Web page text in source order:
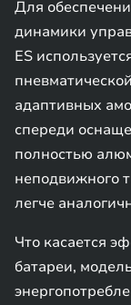
Для
динамики
ES
адаптивных
спереди
полностью
неподвижного
легче
Что касается
батареи,